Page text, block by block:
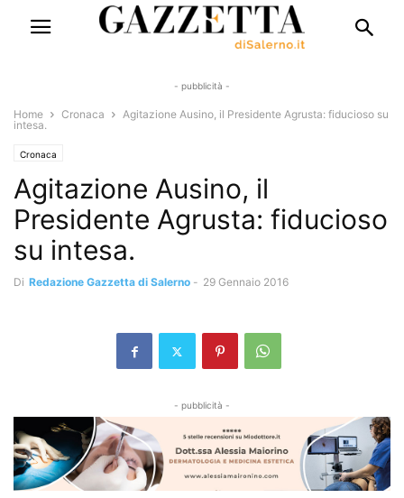
- pubblicità -
Home Cronaca
Agitazione Ausino, il Presidente Agrusta: fiducioso su
intesa.
Cronaca
Agitazione Ausino, il
Presidente Agrusta: fiducioso
su intesa.
Di Redazione Gazzetta di Salerno - 29 Gennaio 2016
- pubblicità -